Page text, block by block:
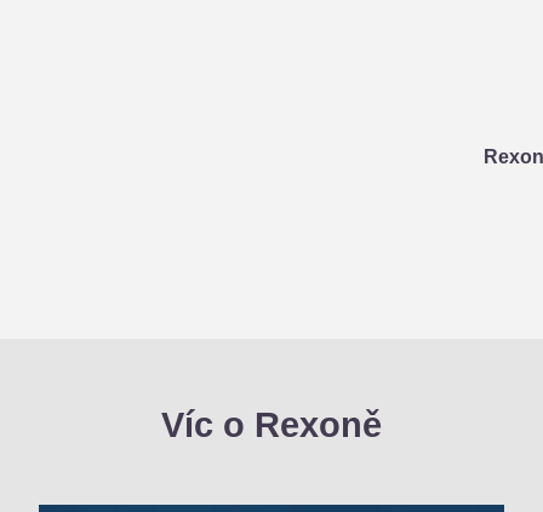
Víc o Rexoně